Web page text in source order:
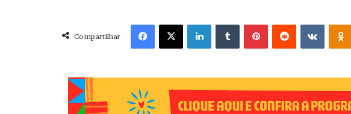
Compartilhar
Facebook X Linkedin VK